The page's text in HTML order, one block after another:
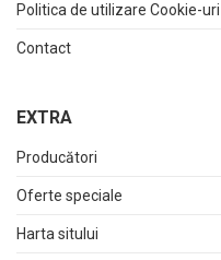
Politica de utilizare Cookie-uri
Contact
EXTRA
Producători
Oferte speciale
Harta sitului